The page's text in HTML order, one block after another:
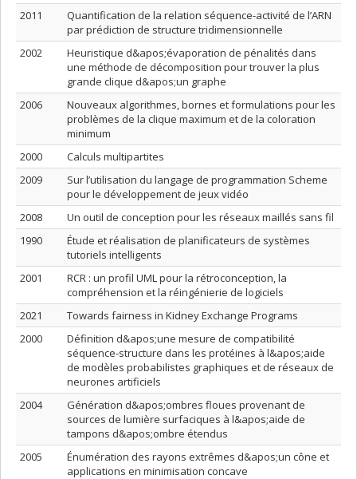
2011
Quantification de la relation séquence-activité de l’ARN
par prédiction de structure tridimensionnelle
2002
Heuristique d&apos;évaporation de pénalités dans
une méthode de décomposition pour trouver la plus
grande clique d&apos;un graphe
2006
Nouveaux algorithmes, bornes et formulations pour les
problèmes de la clique maximum et de la coloration
minimum
2000
Calculs multipartites
2009
Sur l’utilisation du langage de programmation Scheme
pour le développement de jeux vidéo
2008
Un outil de conception pour les réseaux maillés sans fil
1990
Étude et réalisation de planificateurs de systèmes
tutoriels intelligents
2001
RCR : un profil UML pour la rétroconception, la
compréhension et la réingénierie de logiciels
2021
Towards fairness in Kidney Exchange Programs
2000
Définition d&apos;une mesure de compatibilité
séquence-structure dans les protéines à l&apos;aide
de modèles probabilistes graphiques et de réseaux de
neurones artificiels
2004
Génération d&apos;ombres floues provenant de
sources de lumière surfaciques à l&apos;aide de
tampons d&apos;ombre étendus
2005
Énumération des rayons extrêmes d&apos;un cône et
applications en minimisation concave